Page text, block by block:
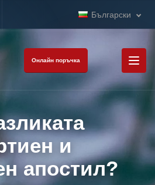
Български
Онлайн поръчка
и
апостил?